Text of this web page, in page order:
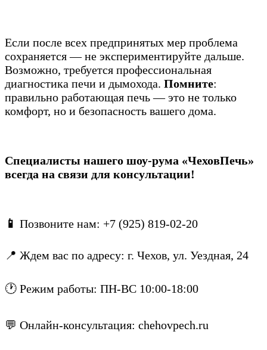
Если после всех предпринятых мер проблема
сохраняется — не экспериментируйте дальше.
Возможно, требуется профессиональная
диагностика печи и дымохода. Помните:
правильно работающая печь — это не только
комфорт, но и безопасность вашего дома.
Специалисты нашего шоу-рума «ЧеховПечь»
всегда на связи для консультации!
📱 Позвоните нам: +7 (925) 819-02-20
📍 Ждем вас по адресу: г. Чехов, ул. Уездная, 24
🕐 Режим работы: ПН-ВС 10:00-18:00
💬 Онлайн-консультация: chehovpech.ru